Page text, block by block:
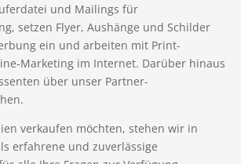
und Mailings für
setzen Flyer, Aushänge und Schilder
ein und arbeiten mit Print-
Marketing im Internet. Darüber hinaus
über unser Partner-
verkaufen möchten, stehen wir in
erfahrene und zuverlässige